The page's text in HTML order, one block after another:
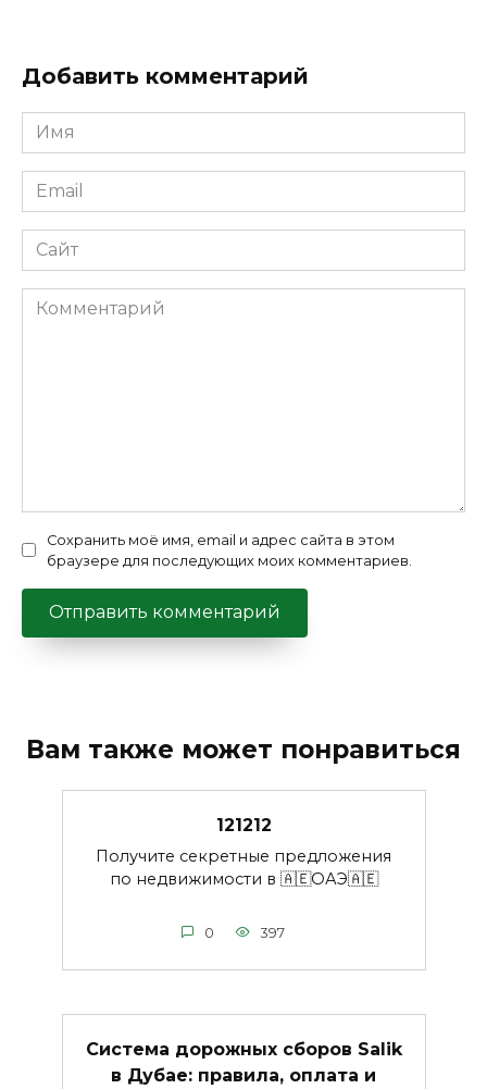
Добавить комментарий
Имя
*
Email
*
Сайт
Комментарий
Сохранить моё имя, email и адрес сайта в этом
браузере для последующих моих комментариев.
Вам также может понравиться
121212
Получите секретные предложения
по недвижимости в 🇦🇪ОАЭ🇦🇪
0 397
Система дорожных сборов Salik
в Дубае: правила, оплата и